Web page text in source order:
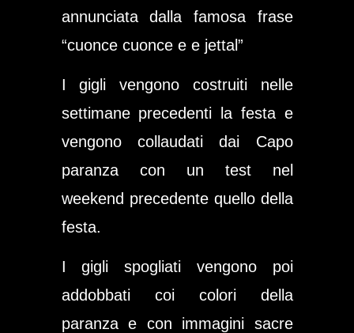
annunciata dalla famosa frase
“cuonce cuonce e e jettal”
I gigli vengono costruiti nelle
settimane precedenti la festa e
vengono collaudati dai Capo
paranzacon un test nel
weekend precedente quello della
festa.
I gigli spogliati vengono poi
addobbati coi colori della
paranza e con immagini sacre